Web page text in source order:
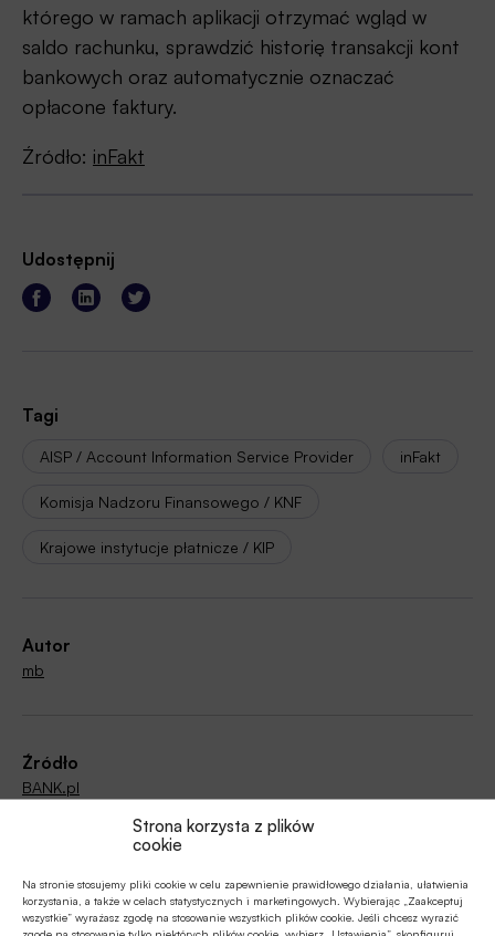
Strona korzysta z plików
cookie
Na stronie stosujemy pliki cookie w celu zapewnienie prawidłowego działania, ułatwienia
korzystania, a także w celach statystycznych i marketingowych. Wybierając „Zaakceptuj
wszystkie” wyrażasz zgodę na stosowanie wszystkich plików cookie. Jeśli chcesz wyrazić
zgodę na stosowanie tylko niektórych plików cookie, wybierz „Ustawienia”, skonfiguruj
którego w ramach aplikacji otrzymać wgląd w
saldo rachunku, sprawdzić historię transakcji kont
bankowych oraz automatycznie oznaczać
opłacone faktury.
Źródło: inFakt
Udostępnij
Tagi
AISP / Account Information Service Provider inFakt
Komisja Nadzoru Finansowego / KNF
Krajowe instytucje płatnicze / KIP
Autor
mb
Źródło
BANK.pl
Polecamy